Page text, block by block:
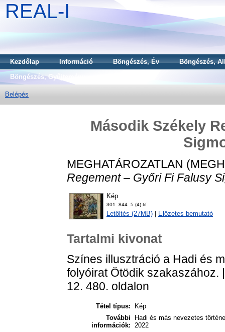
REAL-I
Kezdőlap Információ Böngészés, Év
Böngészés,
Böngészés, Gyűjtemény
Belépés
Második Székely
MEGHATÁROZATLAN
Regement – Győri Fi Falusy
Kép
301_844_5 (4).tif
Letöltés (27MB) Előzetes bemutató
Tartalmi kivonat
Színes illusztráció a Hadi és
folyóirat Ötödik szakaszához.
12. 480. oldalon
Tétel típus:
Kép
További
információk:
Hadi és más nevezetes
2022